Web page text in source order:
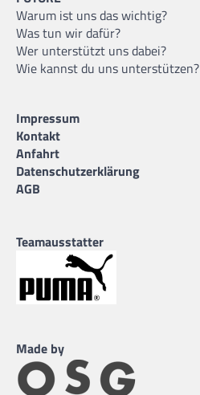
Warum ist uns das wichtig?
Was tun wir dafür?
Wer unterstützt uns dabei?
Wie kannst du uns unterstützen?
Impressum
Kontakt
Anfahrt
Datenschutzerklärung
AGB
Teamausstatter
Made by